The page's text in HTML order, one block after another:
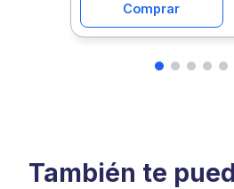
Comprar
También te